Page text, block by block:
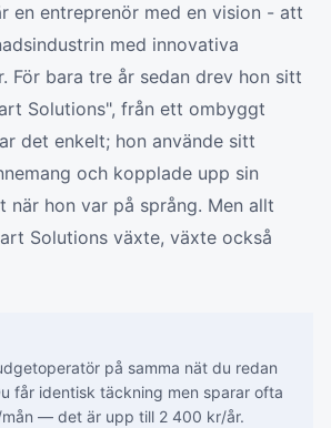
en entreprenör med en vision - att
med innovativa
För bara tre år sedan drev hon sitt
Solutions", från ett ombyggt
det enkelt; hon använde sitt
och kopplade upp sin
när hon var på språng. Men allt
Solutions växte, växte också
på samma nät du redan
får identisk täckning men sparar ofta
— det är upp till 2 400 kr/år.